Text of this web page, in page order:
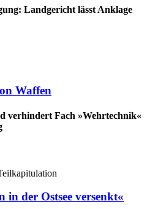
Landgericht lässt Anklage
Waffen
verhindert Fach »Wehrtechnik«
der Ostsee versenkt«